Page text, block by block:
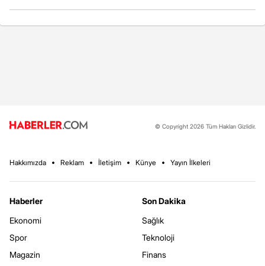
© Copyright 2026 Tüm Hakları Gizlidir.
Hakkımızda Reklam İletişim Künye Yayın İlkeleri
Haberler
Ekonomi
Spor
Magazin
Son Dakika
Sağlık
Teknoloji
Finans